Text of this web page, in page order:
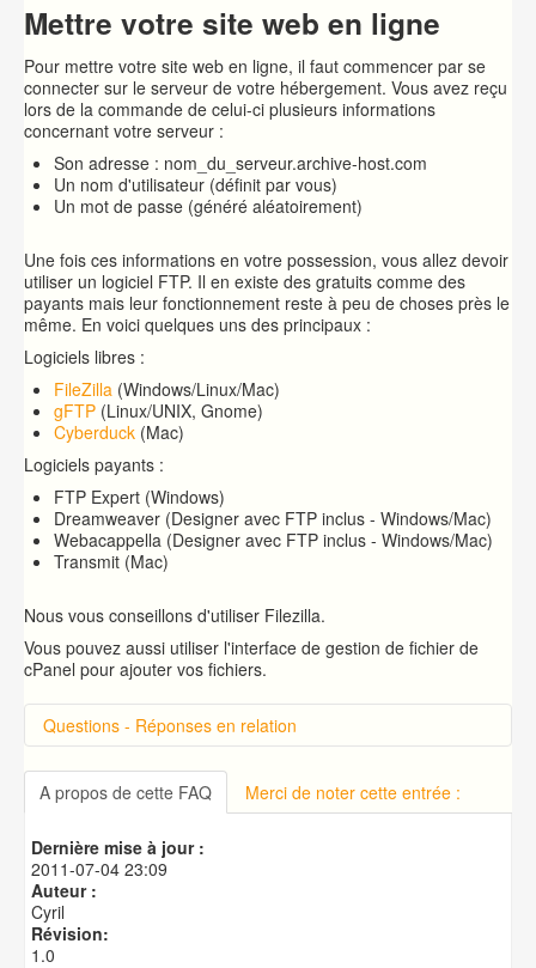
Mettre votre site web en ligne
Pour mettre votre site web en ligne, il faut commencer par se
connecter sur le serveur de votre hébergement. Vous avez reçu
lors de la commande de celui-ci plusieurs informations
concernant votre serveur :
Son adresse : nom_du_serveur.archive-host.com
Un nom d'utilisateur (définit par vous)
Un mot de passe (généré aléatoirement)
Une fois ces informations en votre possession, vous allez devoir
utiliser un logiciel FTP. Il en existe des gratuits comme des
payants mais leur fonctionnement reste à peu de choses près le
même. En voici quelques uns des principaux :
Logiciels libres :
FileZilla (Windows/Linux/Mac)
gFTP (Linux/UNIX, Gnome)
Cyberduck (Mac)
Logiciels payants :
FTP Expert (Windows)
Dreamweaver (Designer avec FTP inclus - Windows/Mac)
Webacappella (Designer avec FTP inclus - Windows/Mac)
Transmit (Mac)
Nous vous conseillons d'utiliser Filezilla.
Vous pouvez aussi utiliser l'interface de gestion de fichier de
cPanel pour ajouter vos fichiers.
Questions - Réponses en relation
Introduction sur cPanel
Connexion à cPanel
Changer le mot de passe d'accès à cPanel
Créer une base de données MySQL
A propos de cette FAQ Merci de noter cette entrée :
Dernière mise à jour :
2011-07-04 23:09
Auteur :
Cyril
Révision:
1.0